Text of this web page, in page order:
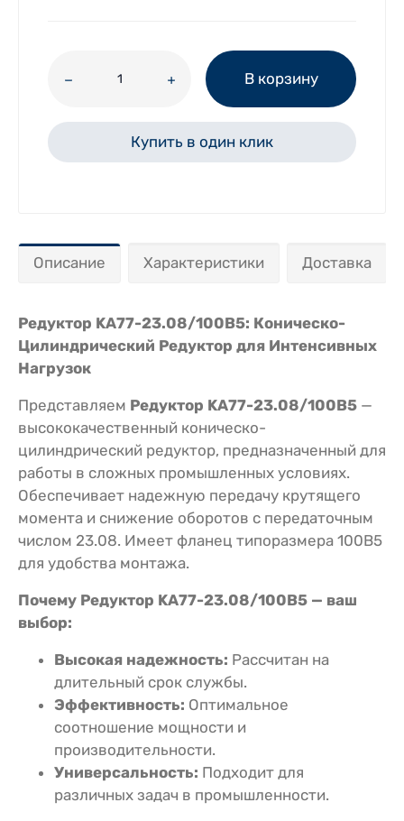
В корзину
Купить в один клик
Описание Характеристики Доставка
Редуктор KA77-23.08/100В5: Коническо-
Цилиндрический Редуктор для Интенсивных
Нагрузок
Представляем Редуктор KA77-23.08/100В5 —
высококачественный коническо-
цилиндрический редуктор, предназначенный для
работы в сложных промышленных условиях.
Обеспечивает надежную передачу крутящего
момента и снижение оборотов с передаточным
числом 23.08. Имеет фланец типоразмера 100В5
для удобства монтажа.
Почему Редуктор KA77-23.08/100В5 — ваш
выбор:
Высокая надежность: Рассчитан на
длительный срок службы.
Эффективность: Оптимальное
соотношение мощности и
производительности.
Универсальность: Подходит для
различных задач в промышленности.